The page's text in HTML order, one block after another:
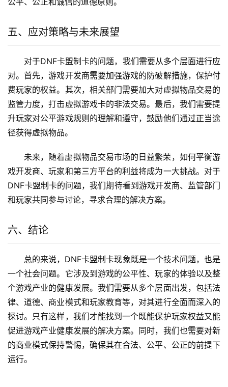
五、应对策略与未来展望
对于DNF卡盟制卡的问题，我们需要从多个层面进行应
对。首先，游戏开发商需要加强游戏的防破解措施，保护付
费玩家的权益。其次，相关部门需要加大对虚拟物品交易的
监管力度，打击虚拟游戏卡的非法交易。最后，我们需要提
升玩家对公平游戏规则的理解和遵守，鼓励他们通过正当途
径获得虚拟物品。
未来，随着虚拟物品交易市场的日益繁荣，如何平衡游
戏开发商、玩家和第三方平台的利益将成为一大挑战。对于
DNF卡盟制卡的问题，我们期待看到游戏开发商、监管部门
和玩家共同参与讨论，寻求合理的解决方案。
六、结论
总的来说，DNF卡盟制卡现象既是一个技术问题，也是
一个社会问题。它涉及到游戏的公平性、玩家的体验以及整
个游戏产业的健康发展。我们需要从多个层面出发，包括法
律、道德、商业模式和玩家教育等，对其进行全面而深入的
探讨。只有这样，我们才能找到一个既能保护玩家权益又能
促进游戏产业健康发展的解决方案。同时，我们也需要对新
的商业模式保持警惕，确保其在合法、公平、公正的前提下
运行。